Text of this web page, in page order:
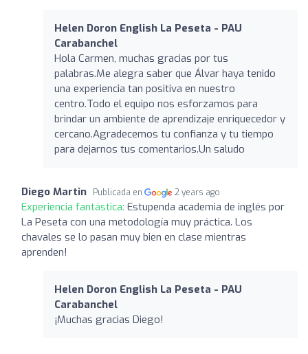
Helen Doron English La Peseta - PAU
Carabanchel
Hola Carmen, muchas gracias por tus
palabras.Me alegra saber que Álvar haya tenido
una experiencia tan positiva en nuestro
centro.Todo el equipo nos esforzamos para
brindar un ambiente de aprendizaje enriquecedor y
cercano.Agradecemos tu confianza y tu tiempo
para dejarnos tus comentarios.Un saludo
Diego Martin Publicada en 2 years ago
Experiencia fantástica: Estupenda academia de inglés por
La Peseta con una metodología muy práctica. Los
chavales se lo pasan muy bien en clase mientras
aprenden!
Helen Doron English La Peseta - PAU
Carabanchel
¡Muchas gracias Diego!